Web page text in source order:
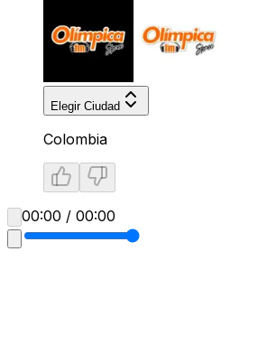
Elegir Ciudad
Colombia
00:00 / 00:00